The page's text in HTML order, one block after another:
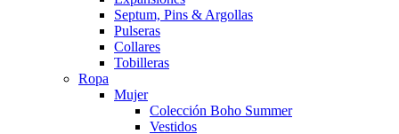
Septum, Pins & Argollas
Pulseras
Collares
Tobilleras
Ropa
Mujer
Colección Boho Summer
Vestidos